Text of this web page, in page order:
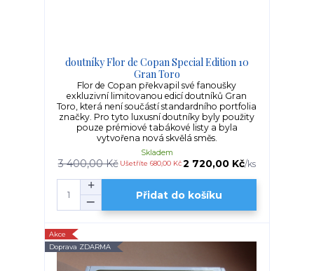
doutníky Flor de Copan Special Edition 10
Gran Toro
Flor de Copan překvapil své fanoušky
exkluzivní limitovanou edicí doutníků Gran
Toro, která není součástí standardního portfolia
značky. Pro tyto luxusní doutníky byly použity
pouze prémiové tabákové listy a byla
vytvořena nová skvělá směs.
3 400,00 Kč Ušetříte 680,00 Kč 2 720,00 Kč/ks
Skladem
Přidat do košíku
Akce
Doprava ZDARMA